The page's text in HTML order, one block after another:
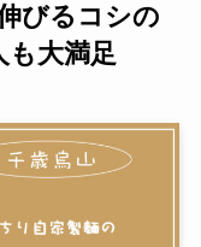
びるコシの
も大満足